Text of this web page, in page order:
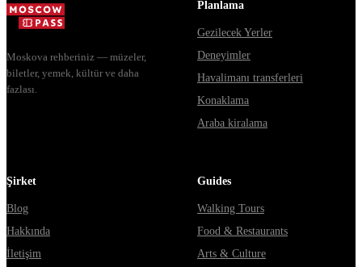
Moskova rehberiniz — müzeler,
biletler, yemek, kültür ve daha
fazlası.
Planlama
Gezilecek Yerler
Deneyimler
Havalimanı transferleri
Konaklama
Araba kiralama
Şirket
Blog
Hakkında
İletişim
Guides
Walking Tours
Food & Restaurants
Arts & Culture